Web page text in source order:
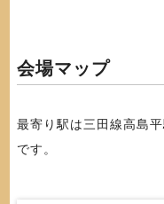
会場マップ
最寄り駅は三田線高島
です。